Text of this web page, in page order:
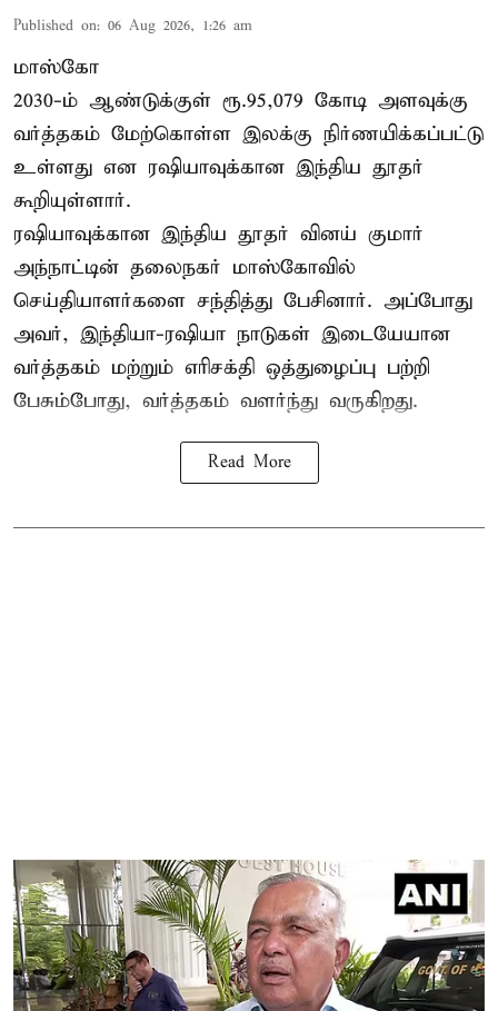
Published on: 06 Aug 2026, 1:26 am
மாஸ்கோ
2030-ம் ஆண்டுக்குள் ரூ.95,079 கோடி அளவுக்கு
வர்த்தகம் மேற்கொள்ள இலக்கு நிர்ணயிக்கப்பட்டு
உள்ளது என ரஷியாவுக்கான இந்திய தூதர்
கூறியுள்ளார்.
ரஷியாவுக்கான இந்திய தூதர் வினய் குமார்
அந்நாட்டின் தலைநகர் மாஸ்கோவில்
செய்தியாளர்களை சந்தித்து பேசினார். அப்போது
அவர், இந்தியா-ரஷியா நாடுகள் இடையேயான
வர்த்தகம் மற்றும் எரிசக்தி ஒத்துழைப்பு பற்றி
பேசும்போது, வர்த்தகம் வளர்ந்து வருகிறது.
Read More